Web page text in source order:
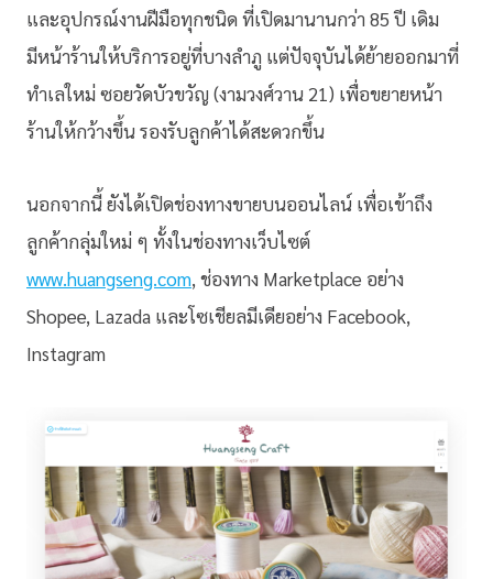
และอุปกรณ์งานฝีมือทุกชนิด ที่เปิดมานานกว่า 85 ปี เดิม
มีหน้าร้านให้บริการอยู่ที่บางลำภู แต่ปัจจุบันได้ย้ายออกมาที่
ทำเลใหม่ ซอยวัดบัวขวัญ (งามวงศ์วาน 21) เพื่อขยายหน้า
ร้านให้กว้างขึ้น รองรับลูกค้าได้สะดวกขึ้น
นอกจากนี้ ยังได้เปิดช่องทางขายบนออนไลน์ เพื่อเข้าถึง
ลูกค้ากลุ่มใหม่ ๆ ทั้งในช่องทางเว็บไซต์
www.huangseng.com, ช่องทาง Marketplace อย่าง
Shopee, Lazada และโซเชียลมีเดียอย่าง Facebook,
Instagram